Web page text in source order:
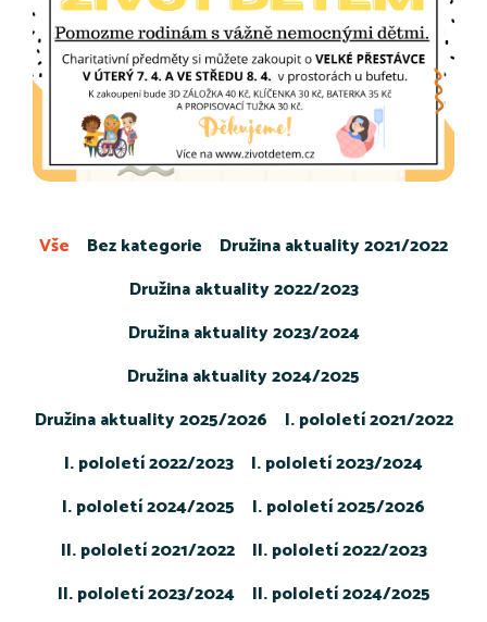
Bez kategorie
Družina aktuality 2021/2022
Družina aktuality 2022/2023
Družina aktuality 2023/2024
Družina aktuality 2024/2025
Družina aktuality 2025/2026
I. pololetí 2021/2022
I. pololetí 2022/2023
I. pololetí 2023/2024
I. pololetí 2024/2025
I. pololetí 2025/2026
II. pololetí 2021/2022
II. pololetí 2022/2023
II. pololetí 2023/2024
II. pololetí 2024/2025
Vše